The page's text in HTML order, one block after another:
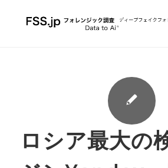
ロシア最大の